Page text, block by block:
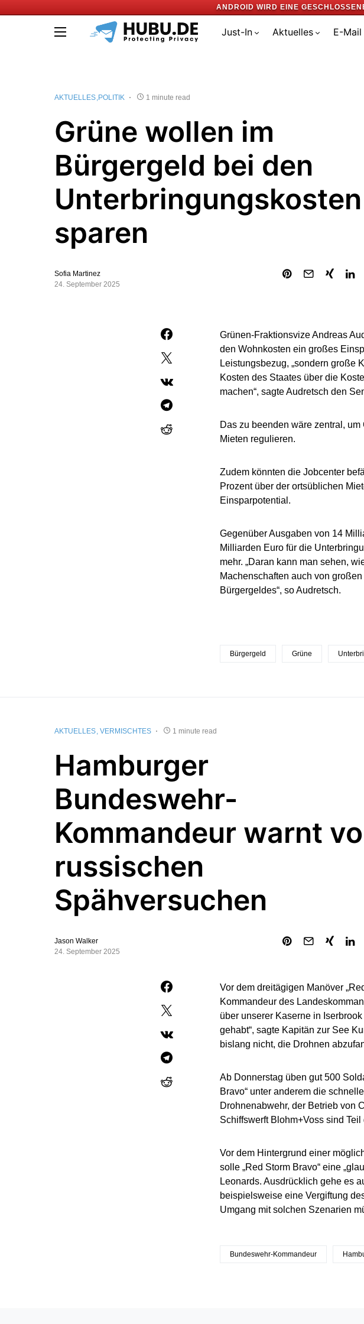
ANDROID WIRD EINE
Just-In Aktuelles E-Mail
AKTUELLES POLITIK 1 minute read
Grüne wollen im
Bürgergeld bei den
Unterbringungskosten
sparen
Sofia Martinez
24. September 2025
Grünen-Fraktionsvize Andreas
den Wohnkosten ein großes
Leistungsbezug, „sondern große
Kosten des Staates über die
machen“, sagte Audretsch den
Das zu beenden wäre zentral,
Mieten regulieren.
Zudem könnten die Jobcenter
Prozent über der ortsüblichen
Einsparpotential.
Gegenüber Ausgaben von 14
Milliarden Euro für die
mehr. „Daran kann man sehen,
Machenschaften auch von
Bürgergeldes“, so Audretsch.
Bürgergeld Grüne
AKTUELLES VERMISCHTES 1 minute read
Hamburger
Bundeswehr-
Kommandeur warnt
russischen
Spähversuchen
Jason Walker
24. September 2025
Vor dem dreitägigen Manöver
Kommandeur des
über unserer Kaserne in
gehabt“, sagte Kapitän zur See
bislang nicht, die Drohnen
Ab Donnerstag üben gut 500
Bravo“ unter anderem die
Drohnenabwehr, der Betrieb von
Schiffswerft Blohm+Voss sind Teil
Vor dem Hintergrund einer
solle „Red Storm Bravo“ eine
Leonards. Ausdrücklich gehe es
beispielsweise eine Vergiftung
Umgang mit solchen Szenarien
Bundeswehr-Kommandeur